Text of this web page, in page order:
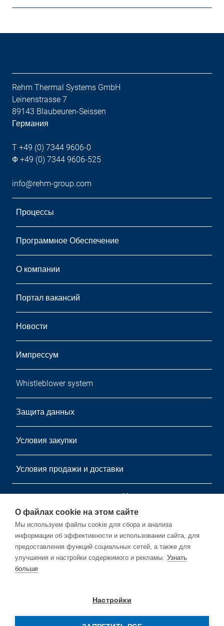
Rehm Thermal Systems GmbH
Leinenstrasse 7
89143 Blaubeuren-Seissen
Германия
T +49 (0) 7344 9606-0
Ф +49 (0) 7344 9606-525
info@rehm-group.com
Процессы
Программное Обеспечение
О компании
Портал вакансий
Новости
Импрессум
Whistleblower system
Защита данных
Условия закупки
Условия продажи и доставки
информационный листок
Подпишитесь на нашу бесплатную рассылку.
О файлах cookie на этом сайте
Мы используем файлы cookie для сбора и анализа
информации об эффективности и использовании сайта, для
предоставления функций социальных сетей, а также для
улучшения и настройки содержимого и рекламы. Узнать
больше
Настройки